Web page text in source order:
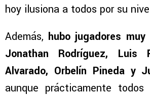
hoy ilusiona a todos por su
Además, hubo jugadores
Jonathan Rodríguez, Luis
Alvarado, Orbelín Pineda y
aunque prácticamente